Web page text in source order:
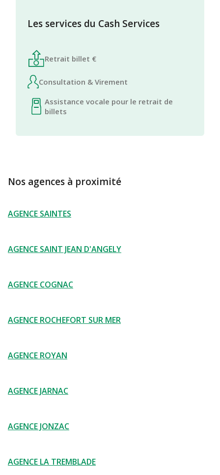
Les services du Cash Services
Retrait billet €
Consultation & Virement
Assistance vocale pour le retrait de
billets
Nos agences à proximité
AGENCE SAINTES
AGENCE SAINT JEAN D'ANGELY
AGENCE COGNAC
AGENCE ROCHEFORT SUR MER
AGENCE ROYAN
AGENCE JARNAC
AGENCE JONZAC
AGENCE LA TREMBLADE